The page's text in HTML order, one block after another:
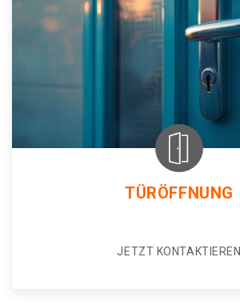
TÜRÖFFNUNG
JETZT KONTAKTIEREN